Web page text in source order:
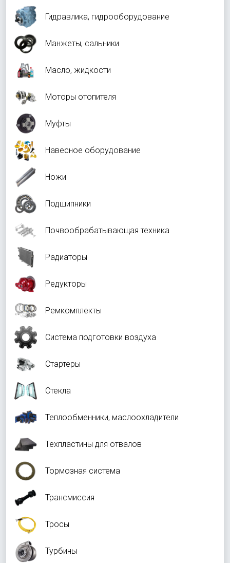
Гидравлика, гидрооборудование
Манжеты, сальники
Масло, жидкости
Моторы отопителя
Муфты
Навесное оборудование
Ножи
Подшипники
Почвообрабатывающая техника
Радиаторы
Редукторы
Ремкомплекты
Система подготовки воздуха
Стартеры
Стекла
Теплообменники, маслоохладители
Техпластины для отвалов
Тормозная система
Трансмиссия
Тросы
Турбины